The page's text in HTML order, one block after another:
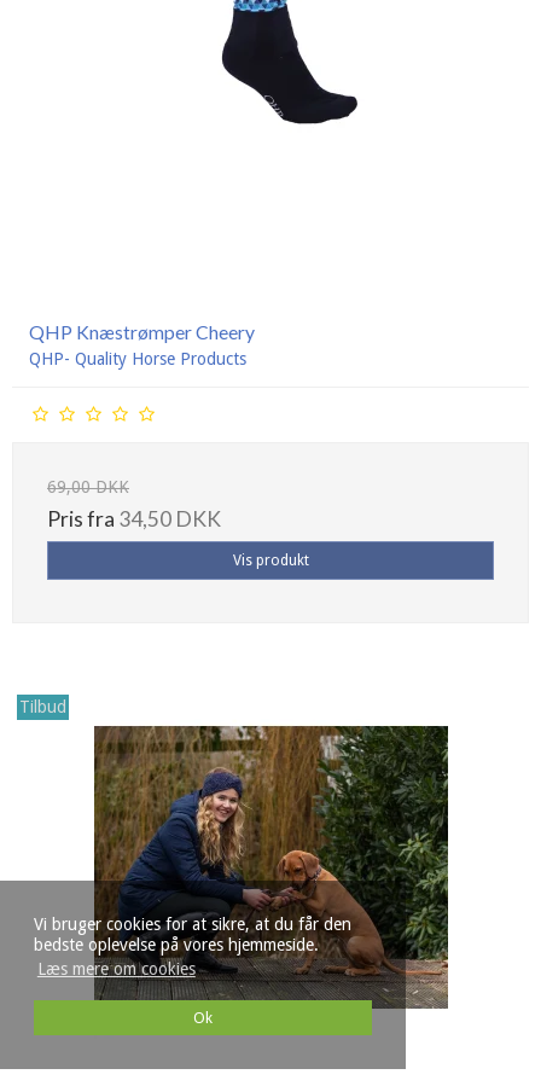
Vi bruger cookies for at sikre, at du får den
bedste oplevelse på vores hjemmeside.
Læs mere om cookies
Ok
QHP Knæstrømper Cheery
QHP- Quality Horse Products
69,00 DKK
Pris fra 34,50 DKK
Vis produkt
Tilbud